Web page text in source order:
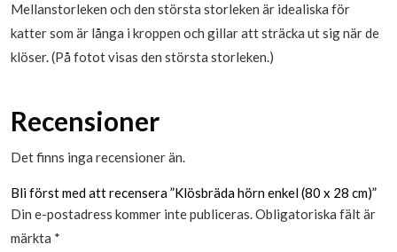
Mellanstorleken och den största storleken är idealiska för
katter som är långa i kroppen och gillar att sträcka ut sig när de
klöser. (På fotot visas den största storleken.)
Recensioner
Det finns inga recensioner än.
Bli först med att recensera ”Klösbräda hörn enkel (80 x 28 cm)”
Din e-postadress kommer inte publiceras.Obligatoriska fält är
märkta *